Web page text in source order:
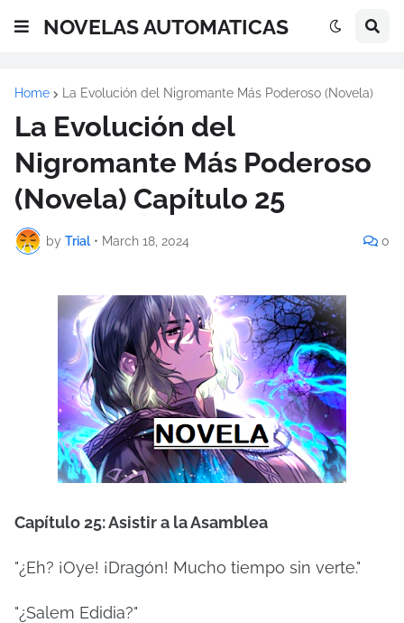
NOVELAS AUTOMATICAS
Home La Evolución del Nigromante Más Poderoso (Novela)
La Evolución del
Nigromante Más Poderoso
(Novela) Capítulo 25
by Trial • March 18, 2024 0
Capítulo 25: Asistir a la Asamblea
"¿Eh? ¡Oye! ¡Dragón! Mucho tiempo sin verte."
"¿Salem Edidia?"